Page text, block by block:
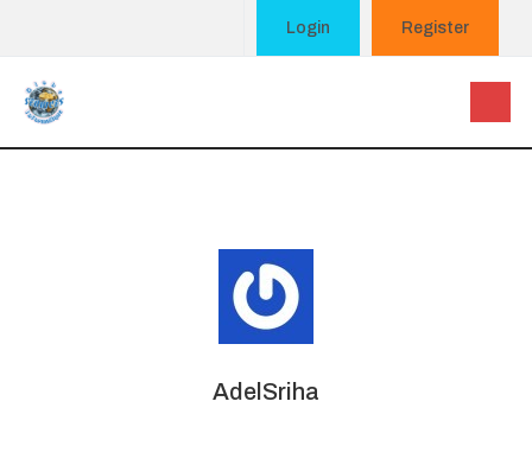
Login Register
AdelSriha